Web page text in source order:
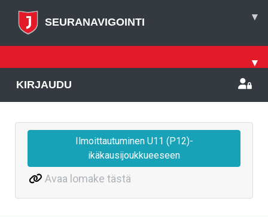
SEURANAVIGOINTI ▾
▾
KIRJAUDU
Ilmoittautuminen U11 (P12)-
ikäkausijoukkueeseen
Avaa lomake tästä